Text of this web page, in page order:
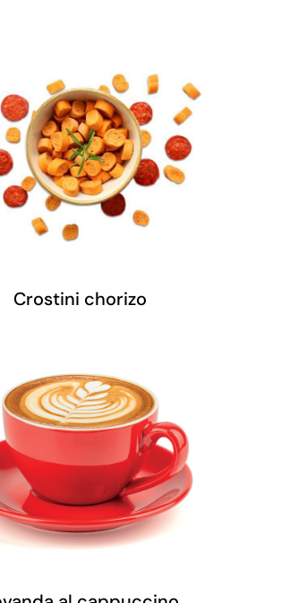
Crostini chorizo